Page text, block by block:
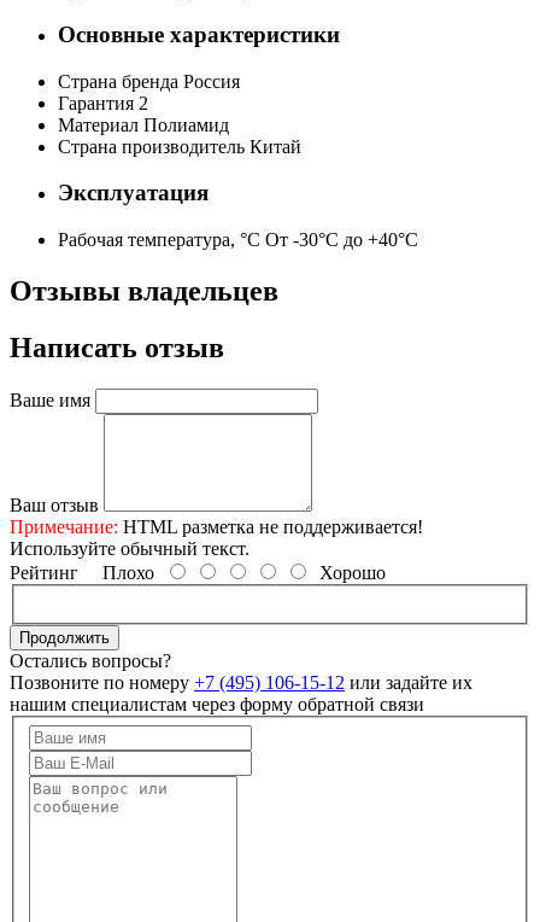
Основные характеристики
Страна бренда Россия
Гарантия 2
Материал Полиамид
Страна производитель Китай
Эксплуатация
Рабочая температура, °С От -30°C до +40°C
Отзывы владельцев
Написать отзыв
Ваше имя
Ваш отзыв
Примечание: HTML разметка не поддерживается!
Используйте обычный текст.
Рейтинг Плохо Хорошо
Продолжить
Остались вопросы?
Позвоните по номеру +7 (495) 106-15-12 или задайте их
нашим специалистам через форму обратной связи